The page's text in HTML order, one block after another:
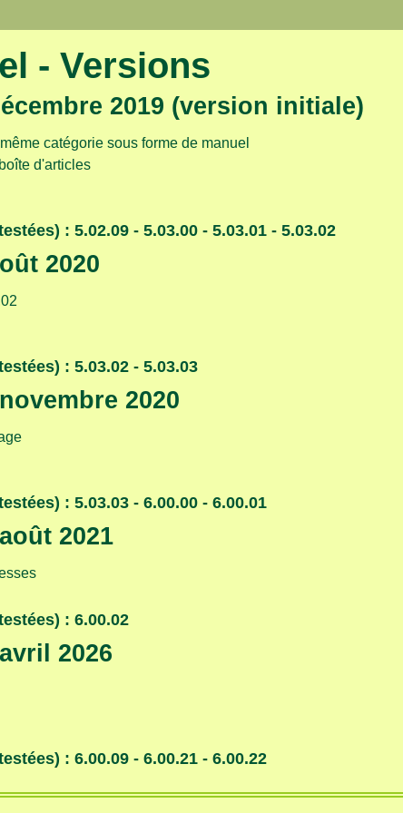
- Versions
2019 (version initiale)
catégorie sous forme de manuel
d'articles
: 5.02.09 - 5.03.00 - 5.03.01 - 5.03.02
2020
: 5.03.02 - 5.03.03
2020
: 5.03.03 - 6.00.00 - 6.00.01
2021
: 6.00.02
2026
: 6.00.09 - 6.00.21 - 6.00.22